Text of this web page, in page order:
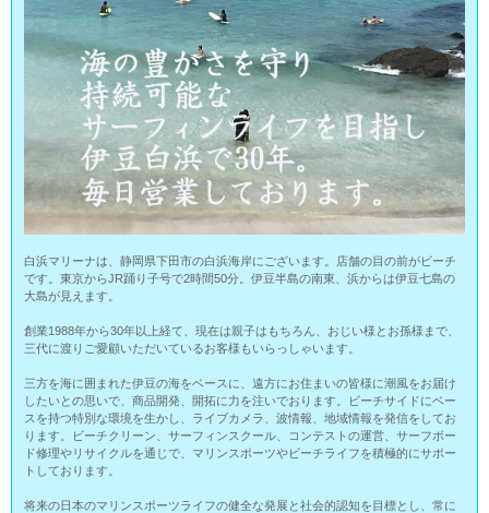
白浜マリーナは、静岡県下田市の白浜海岸にございます。店舗の目の前がビーチ
です。東京からJR踊り子号で2時間50分。伊豆半島の南東、浜からは伊豆七島の
大島が見えます。
創業1988年から30年以上経て、現在は親子はもちろん、おじい様とお孫様まで、
三代に渡りご愛顧いただいているお客様もいらっしゃいます。
三方を海に囲まれた伊豆の海をベースに、遠方にお住まいの皆様に潮風をお届け
したいとの思いで、商品開発、開拓に力を注いでおります。ビーチサイドにベー
スを持つ特別な環境を生かし、ライブカメラ、波情報、地域情報を発信をしてお
ります。ビーチクリーン、サーフィンスクール、コンテストの運営、サーフボー
ド修理やリサイクルを通じで、マリンスポーツやビーチライフを積極的にサポー
トしております。
将来の日本のマリンスポーツライフの健全な発展と社会的認知を目標とし、常に